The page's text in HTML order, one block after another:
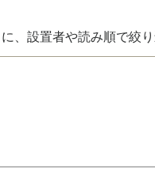
、設置者や読み順で絞り